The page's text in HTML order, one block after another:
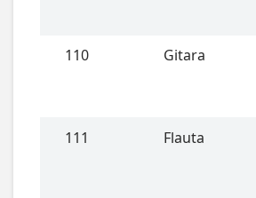
110 Gitara
111 Flauta